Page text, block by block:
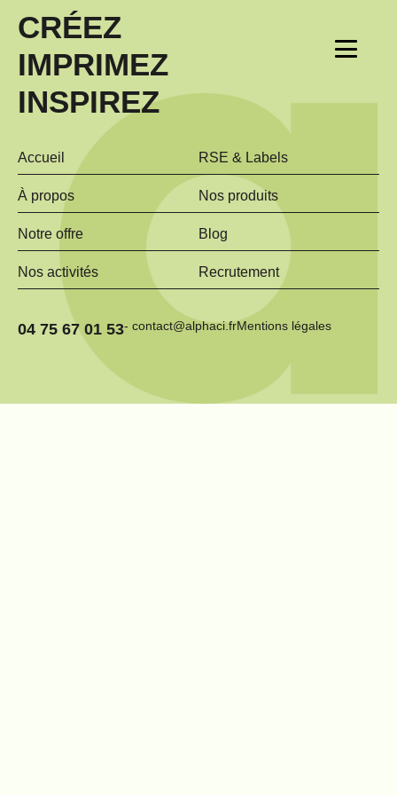
CRÉEZ
IMPRIMEZ
INSPIREZ
Accueil
À propos
Notre offre
Nos activités
RSE & Labels
Nos produits
Blog
Recrutement
04 75 67 01 53- contact@alphaci.frMentions légales